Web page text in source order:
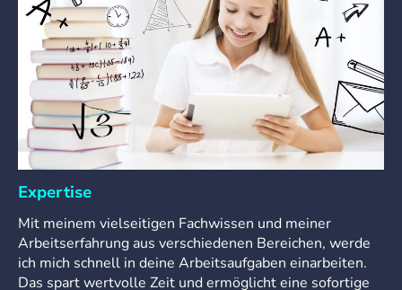
Expertise
Mit meinem vielseitigen Fachwissen und meiner
Arbeitserfahrung aus verschiedenen Bereichen, werde
ich mich schnell in deine Arbeitsaufgaben einarbeiten.
Das spart wertvolle Zeit und ermöglicht eine sofortige